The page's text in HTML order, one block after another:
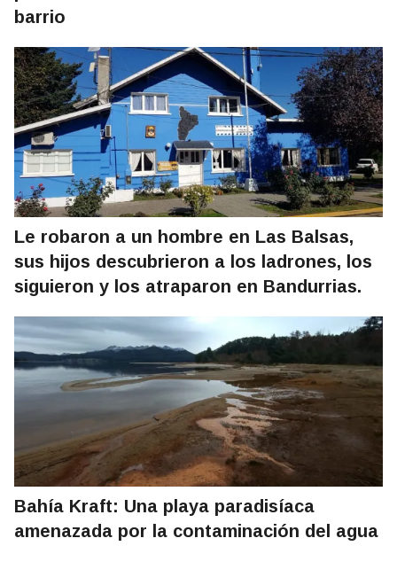
barrio
Le robaron a un hombre en Las Balsas,
sus hijos descubrieron a los ladrones, los
siguieron y los atraparon en Bandurrias.
Bahía Kraft: Una playa paradisíaca
amenazada por la contaminación del agua